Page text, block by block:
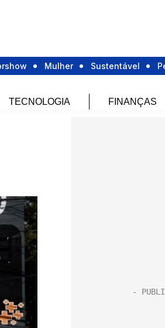
Mulher Sustentável
TECNOLOGIA FINANÇAS